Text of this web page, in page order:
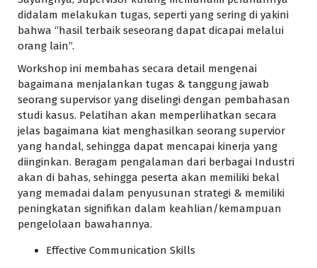
didalam melakukan tugas, seperti yang sering di yakini
bahwa “hasil terbaik seseorang dapat dicapai melalui
orang lain”.
Workshop ini membahas secara detail mengenai
bagaimana menjalankan tugas & tanggung jawab
seorang supervisor yang diselingi dengan pembahasan
studi kasus. Pelatihan akan memperlihatkan secara
jelas bagaimana kiat menghasilkan seorang supervior
yang handal, sehingga dapat mencapai kinerja yang
diinginkan. Beragam pengalaman dari berbagai Industri
akan di bahas, sehingga peserta akan memiliki bekal
yang memadai dalam penyusunan strategi & memiliki
peningkatan signifikan dalam keahlian/kemampuan
pengelolaan bawahannya.
Effective Communication Skills